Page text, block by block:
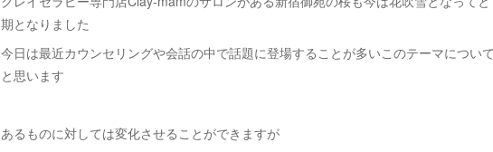
期となりました
今日は最近カウンセリングや会話の中で話題に登場することが多いこのテーマについ
と思います
あるものに対しては変化させることができますが